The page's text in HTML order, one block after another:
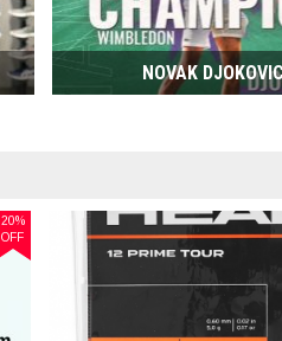
NOVAK
20%
OFF